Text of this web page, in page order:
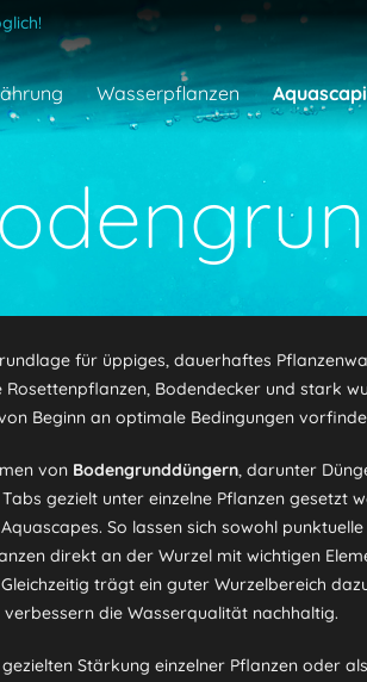
Wasserpflanzen
für üppiges, dauerhaftes
Bodendecker und stark
Beginn an optimale Bedingungen
von Bodengrunddüngern, darunter
gezielt unter einzelne Pflanzen
So lassen sich sowohl
direkt an der Wurzel mit wichtigen
trägt ein guter Wurzelbereich
die Wasserqualität nachhaltig.
Stärkung einzelner Pflanzen oder